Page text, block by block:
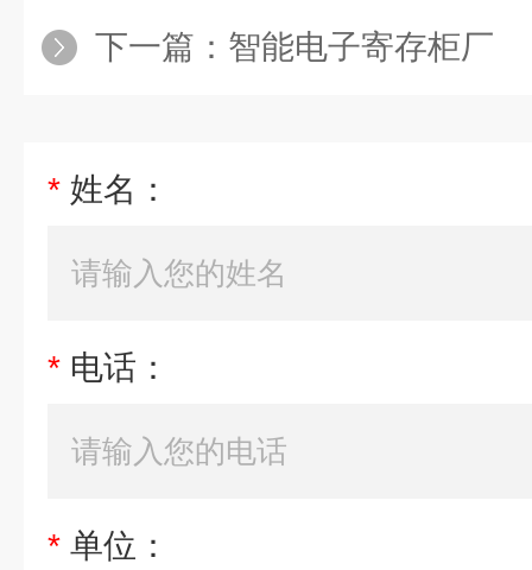
下一篇： 智能电子寄存柜厂
* 姓名：
* 电话：
* 单位：